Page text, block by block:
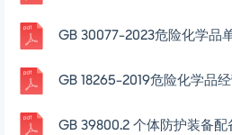
GB 30077-2023危险化学品
GB 18265-2019危险化学品